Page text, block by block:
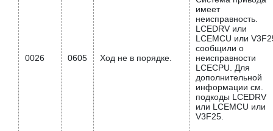
0026 0605 Ход не в порядке.
имеет
неисправность.
LCEDRV или
LCEMCU или
сообщили о
неисправности
LCECPU. Для
дополнительной
информации см.
подкоды LCEDRV
или LCEMCU или
V3F25.